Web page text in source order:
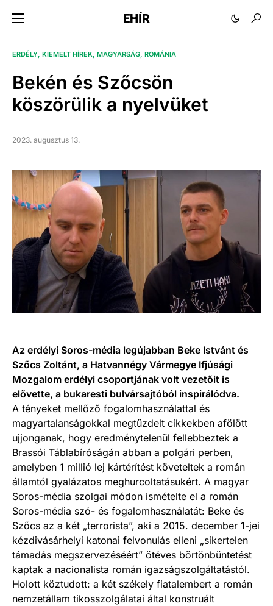
EHÍR
ERDÉLY KIEMELT HÍREK MAGYARSÁG ROMÁNIA
Bekén és Szőcsön
köszörülik a nyelvüket
2023. augusztus 13.
Az erdélyi Soros-média legújabban Beke Istvánt és
Szőcs Zoltánt, a Hatvannégy Vármegye Ifjúsági
Mozgalom erdélyi csoportjának volt vezetőit is
elővette, a bukaresti bulvársajtóból inspirálódva.
A tényeket mellőző fogalomhasználattal és
magyartalanságokkal megtűzdelt cikkekben afölött
ujjonganak, hogy eredménytelenül fellebbeztek a
Brassói Táblabíróságán abban a polgári perben,
amelyben 1 millió lej kártérítést követeltek a román
államtól gyalázatos meghurcoltatásukért. A magyar
Soros-média szolgai módon ismételte el a román
Soros-média szó- és fogalomhasználatát: Beke és
Szőcs az a két „terrorista”, aki a 2015. december 1-jei
kézdivásárhelyi katonai felvonulás elleni „sikertelen
támadás megszervezéséért” ötéves börtönbüntetést
kaptak a nacionalista román igazságszolgáltatástól.
Holott köztudott: a két székely fiatalembert a román
nemzetállam tikosszolgálatai által konstruált